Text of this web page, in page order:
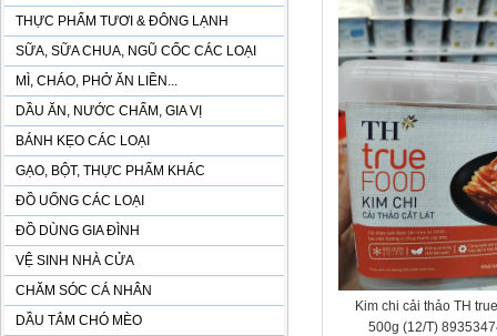
THỰC PHẨM TƯƠI & ĐÔNG LẠNH
SỮA, SỮA CHUA, NGŨ CỐC CÁC LOẠI
MÌ, CHÁO, PHỞ ĂN LIỀN...
DẦU ĂN, NƯỚC CHẤM, GIA VỊ
BÁNH KẸO CÁC LOẠI
GẠO, BỘT, THỰC PHẨM KHÁC
ĐỒ UỐNG CÁC LOẠI
ĐỒ DÙNG GIA ĐÌNH
VỆ SINH NHÀ CỬA
CHĂM SÓC CÁ NHÂN
DẦU TẮM CHÓ MÈO
Kim chi cải thảo TH
500g (12/T)